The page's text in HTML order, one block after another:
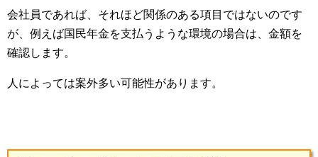
会社員であれば、それほど関係のある項目ではないのです
が、例えば国民年金を支払うような環境の場合は、金額を
確認します。
人によっては案外多い可能性があります。